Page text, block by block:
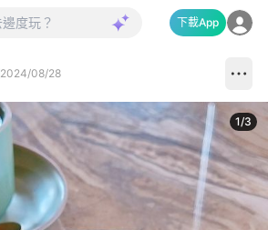
下載App
2024/08/28
1/3